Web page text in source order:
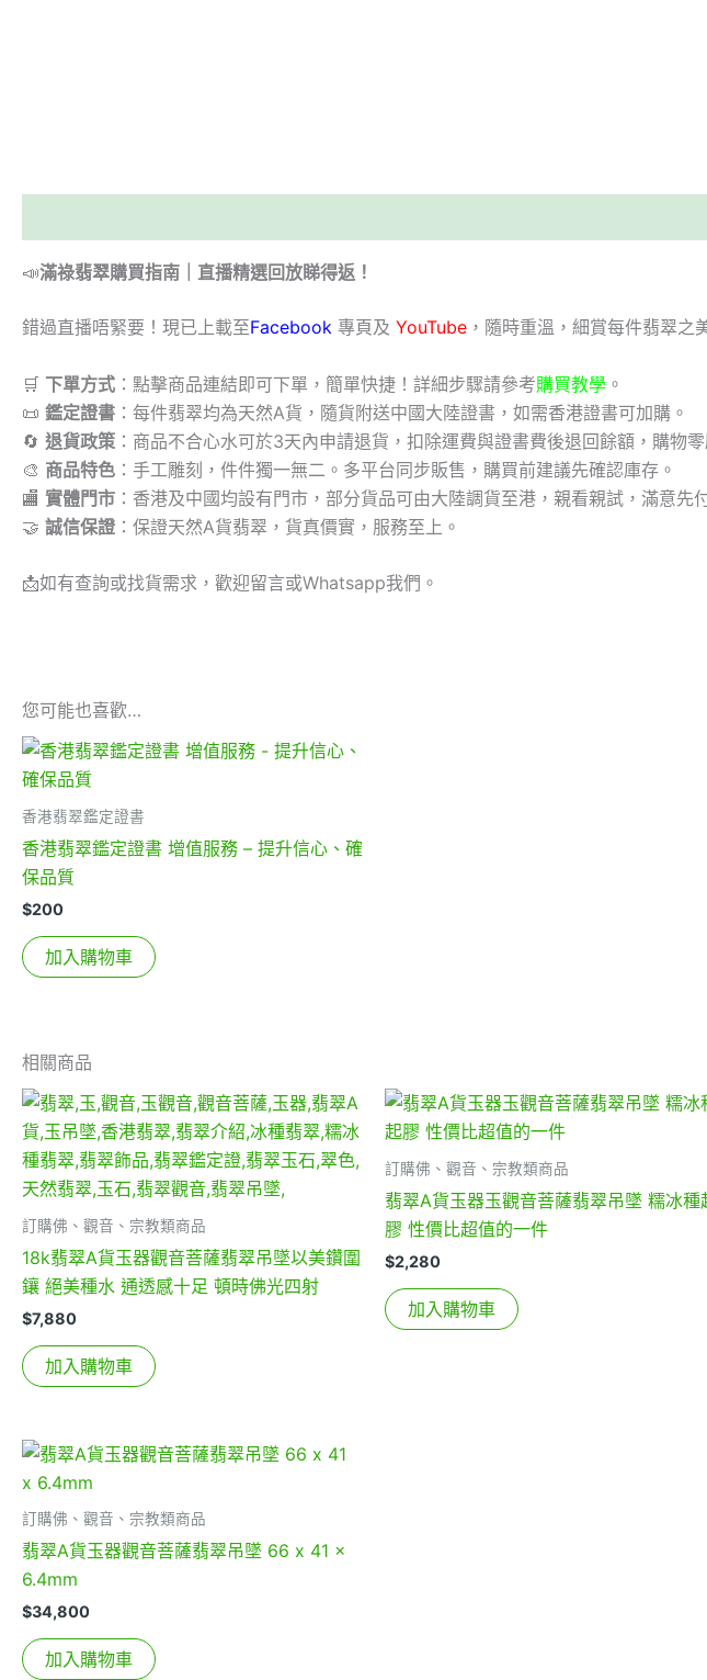
📣滿祿翡翠購買指南｜直播精選回放睇得返！
錯過直播唔緊要！現已上載至Facebook 專頁及 YouTube ，隨時重溫，細賞每件翡翠之
🛒 下單方式 ：點擊商品連結即可下單，簡單快捷！詳細步驟請參考購買教學 。
📜 鑑定證書 ：每件翡翠均為天然A貨，隨貨附送中國大陸證書，如需香港證書可加購。
🔄 退貨政策 ：商品不合心水可於3天內申請退貨，扣除運費與證書費後退回餘額，購物零
🎨 商品特色 ：手工雕刻，件件獨一無二。多平台同步販售，購買前建議先確認庫存。
🏬 實體門市 ：香港及中國均設有門市，部分貨品可由大陸調貨至港，親看親試，滿意先
🤝 誠信保證 ：保證天然A貨翡翠，貨真價實，服務至上。
📩如有查詢或找貨需求，歡迎留言或Whatsapp我們。
您可能也喜歡…
香港翡翠鑑定證書
香港翡翠鑑定證書 增值服務 – 提升信心、確
保品質
$200
加入購物車
相關商品
訂購佛、觀音、宗教類商品
18k翡翠A貨玉器觀音菩薩翡翠吊墜以美鑽圍
鑲 絕美種水 通透感十足 頓時佛光四射
$7,880
加入購物車
訂購佛、觀音、宗教類商品
翡翠A貨玉器玉觀音菩薩翡翠吊墜 糯冰種
膠 性價比超值的一件
$2,280
加入購物車
訂購佛、觀音、宗教類商品
翡翠A貨玉器觀音菩薩翡翠吊墜 66 x 41 x
6.4mm
$34,800
加入購物車